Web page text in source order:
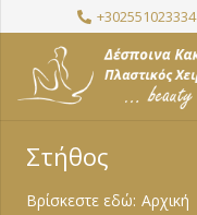
+302551023334
Στήθος
Βρίσκεστε εδώ: Αρχική